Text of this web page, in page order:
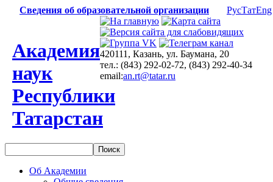
Сведения об образовательной организации РусТатEng
Академия
наук
Республики
Татарстан
420111, Казань, ул. Баумана, 20
тел.: (843) 292-02-72, (843) 292-40-34
email:an.rt@tatar.ru
Об Академии